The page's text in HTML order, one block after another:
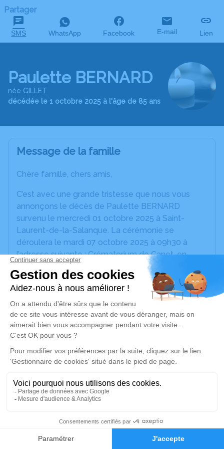
Faire-part Hommages
Partager
SMS WhatsApp Facebook E-mail Lien
Paulette BERNARD
née GILLET
décédée le 1 octobre 2025 à l'âge de 85 ans
Message de la famille
Chère famille, chers amis,
C’est avec une grande tristesse que nous vous
annonçons le décès de Paulette BERNARD
survenu le mercredi 01 octobre 2025 à Saint-
Laurent-de-la-Salanque. La cérémonie se
déroulera le mardi 07 octobre 2025 à 09h30 à
l’adresse suivante : Crématorium de Canet-en-
Roussillon - 196 Avenue de Perpignan - 66140
Canet-en-Roussillon.
Nous vous invitons à utiliser cet espace pour
laisser vos condoléances, partager des photos
souvenirs, une anecdote ou exprimer vos pensées
à travers des poèmes ou des textes. Cet endroit
est un lieu d'expression dédié à honorer la
mémoire de Paulette BERNARD.
L'envoi de fleurs n'est pas souhaité, compte tenu
du rapatriement de l'urne funéraire sur Le Mans ou
il sera possible de lui rendre hommage.
Je rends hommage